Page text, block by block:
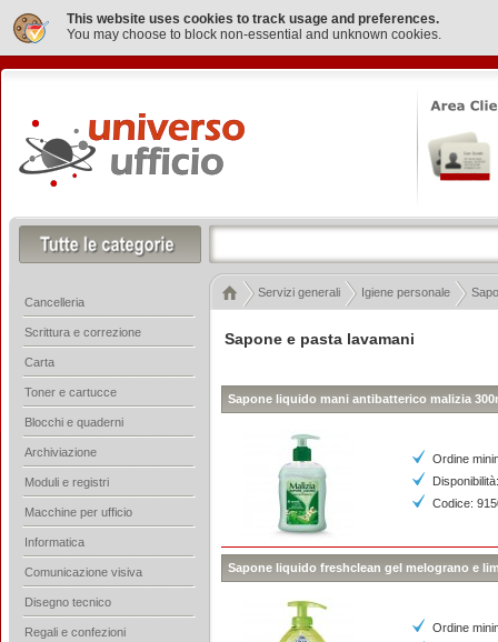
This website uses cookies to track usage and preferences.
You may choose to block non-essential and unknown cookies.
Sapone e pasta lavamani
Sapone liquido mani antibatterico malizia
Ordine
Codice:
Sapone liquido freshclean gel melograno e
Ordine
Servizi generali Igiene personale
Cancelleria
Scrittura e correzione
Carta
Toner e cartucce
Blocchi e quaderni
Archiviazione
Moduli e registri
Macchine per ufficio
Informatica
Comunicazione visiva
Disegno tecnico
Regali e confezioni